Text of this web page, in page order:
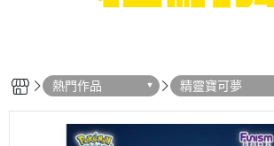
熱門作品 精靈寶可夢